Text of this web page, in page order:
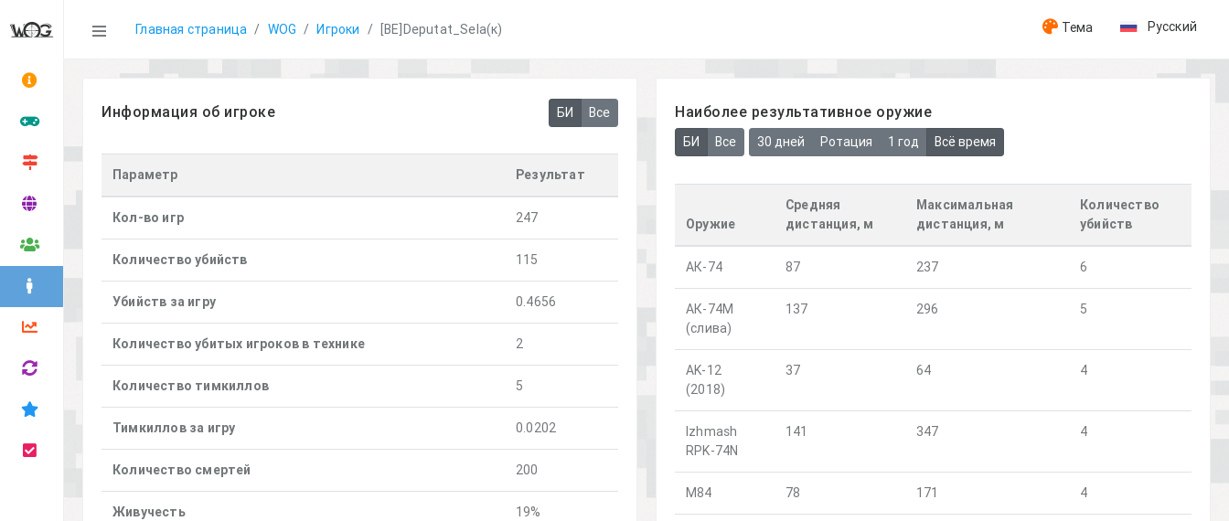
StatisticsГлавная страница WOG Игроки [BE]Deputat_Sela(к) Тема Русский
Информация об игроке БИ Все
Параметр Результат
Кол-во игр 247
Количество убийств 115
Убийств за игру 0.4656
Количество убитых игроков в технике 2
Количество тимкиллов 5
Тимкиллов за игру 0.0202
Количество смертей 200
Живучесть 19%
Наиболее результативное оружие
БИ Все 30 дней Ротация 1 год Всё время
Оружие
Средняя
дистанция, м
Максимальная
дистанция, м
Количество
убийств
АК-74 87 237 6
АК-74М
(слива)
137 296 5
AK-12
(2018)
37 64 4
Izhmash
RPK-74N
141 347 4
M84 78 171 4